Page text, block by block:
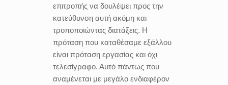
επιτροπής να δουλέψει προς την
κατεύθυνση αυτή ακόμη και
τροποποιώντας διατάξεις. Η
πρόταση που καταθέσαμε εξάλλου
είναι πρόταση εργασίας και όχι
τελεσίγραφο. Αυτό πάντως που
αναμένεται με μεγάλο ενδιαφέρον